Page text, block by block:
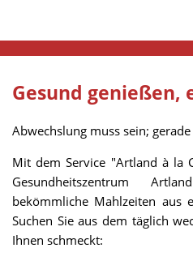
Gesund genießen,
Abwechslung muss sein;
Mit dem Service "Artland à la
Gesundheitszentrum
bekömmliche Mahlzeiten aus
Suchen Sie aus dem täglich
Ihnen schmeckt: